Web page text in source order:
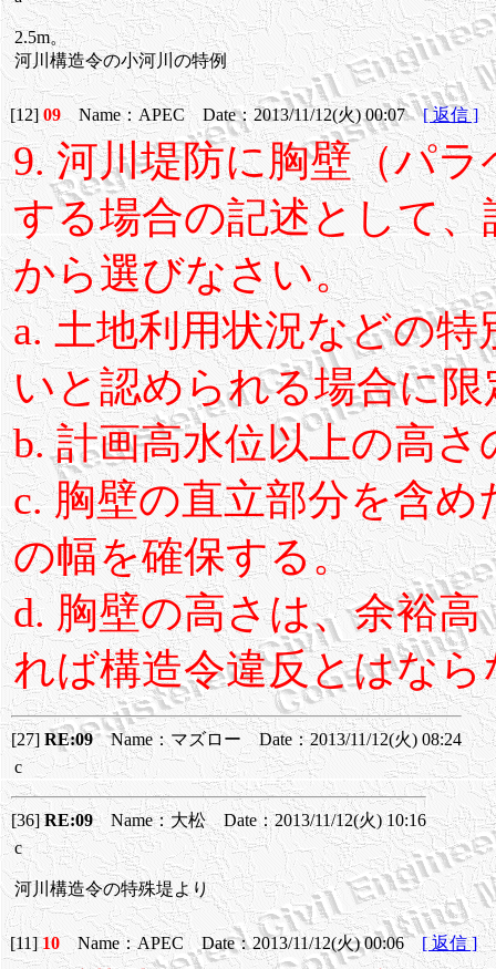
2.5m。
河川構造令の小河川の特例
[12] 09Name：APEC Date：2013/11/12(火) 00:07[ 返信 ]
9. 河川堤防に胸壁（パ
する場合の記述として
から選びなさい。
a. 土地利用状況などの
いと認められる場合に
b. 計画高水位以上の高
c. 胸壁の直立部分を含
の幅を確保する。
d. 胸壁の高さは、余裕
れば構造令違反とはなら
[27] RE:09Name：マズロー Date：2013/11/12(火) 08:24
c
[36]RE:09Name：大松 Date：2013/11/12(火) 10:16
c
河川構造令の特殊堤より
[11]10Name：APEC Date：2013/11/12(火) 00:06 [ 返信 ]